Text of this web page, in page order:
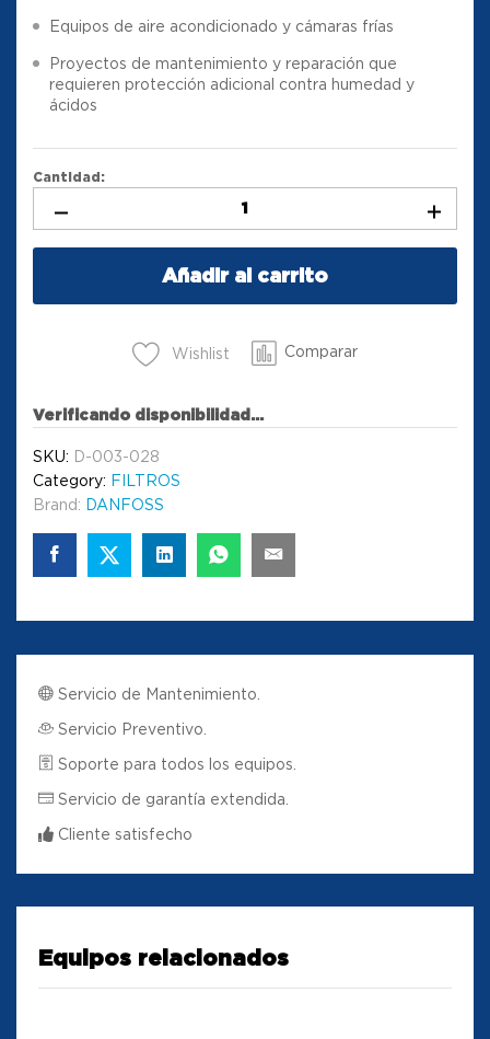
Equipos de aire acondicionado y cámaras frías
Proyectos de mantenimiento y reparación que
requieren protección adicional contra humedad y
ácidos
Cantidad:
Añadir al carrito
Wishlist Comparar
Verificando disponibilidad...
SKU: D-003-028
Category: FILTROS
Brand: DANFOSS
Servicio de Mantenimiento.
Servicio Preventivo.
Soporte para todos los equipos.
Servicio de garantía extendida.
Cliente satisfecho
Equipos relacionados